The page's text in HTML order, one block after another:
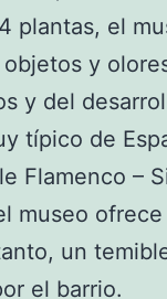
plantas, el
y
y del
típico de
Flamenco –
museo
un
el barrio.